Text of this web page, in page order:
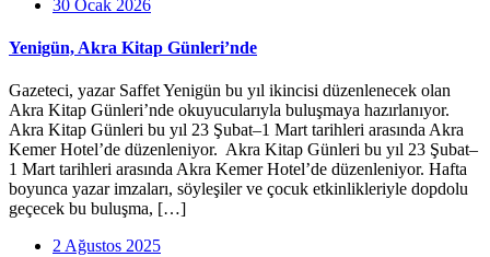
30 Ocak 2026
Yenigün, Akra Kitap Günleri’nde
Gazeteci, yazar Saffet Yenigün bu yıl ikincisi düzenlenecek olan
Akra Kitap Günleri’nde okuyucularıyla buluşmaya hazırlanıyor.
Akra Kitap Günleri bu yıl 23 Şubat–1 Mart tarihleri arasında Akra
Kemer Hotel’de düzenleniyor. Akra Kitap Günleri bu yıl 23 Şubat–
1 Mart tarihleri arasında Akra Kemer Hotel’de düzenleniyor. Hafta
boyunca yazar imzaları, söyleşiler ve çocuk etkinlikleriyle dopdolu
geçecek bu buluşma, […]
2 Ağustos 2025